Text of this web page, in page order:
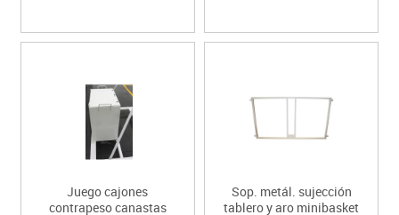
Juego cajones
contrapeso canastas
Sop. metál. sujección
tablero y aro minibasket